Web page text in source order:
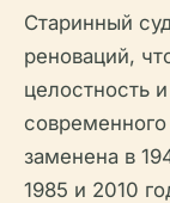
Старинный
реноваций,
целостность
заменена в
1985 и 2010